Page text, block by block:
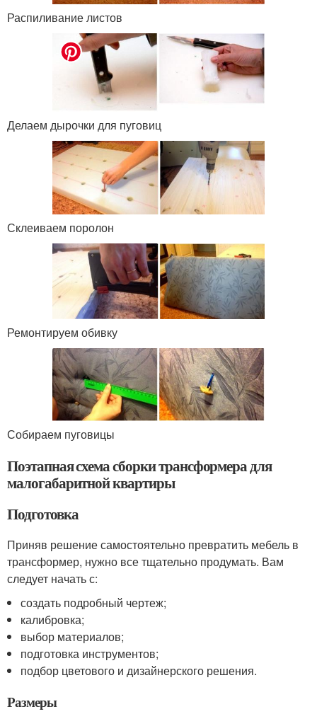
Распиливание листов
Делаем дырочки для пуговиц
Склеиваем поролон
Ремонтируем обивку
Собираем пуговицы
Поэтапная схема сборки трансформера для
малогабаритной квартиры
Подготовка
Приняв решение самостоятельно превратить мебель в
трансформер, нужно все тщательно продумать. Вам
следует начать с:
создать подробный чертеж;
калибровка;
выбор материалов;
подготовка инструментов;
подбор цветового и дизайнерского решения.
Размеры